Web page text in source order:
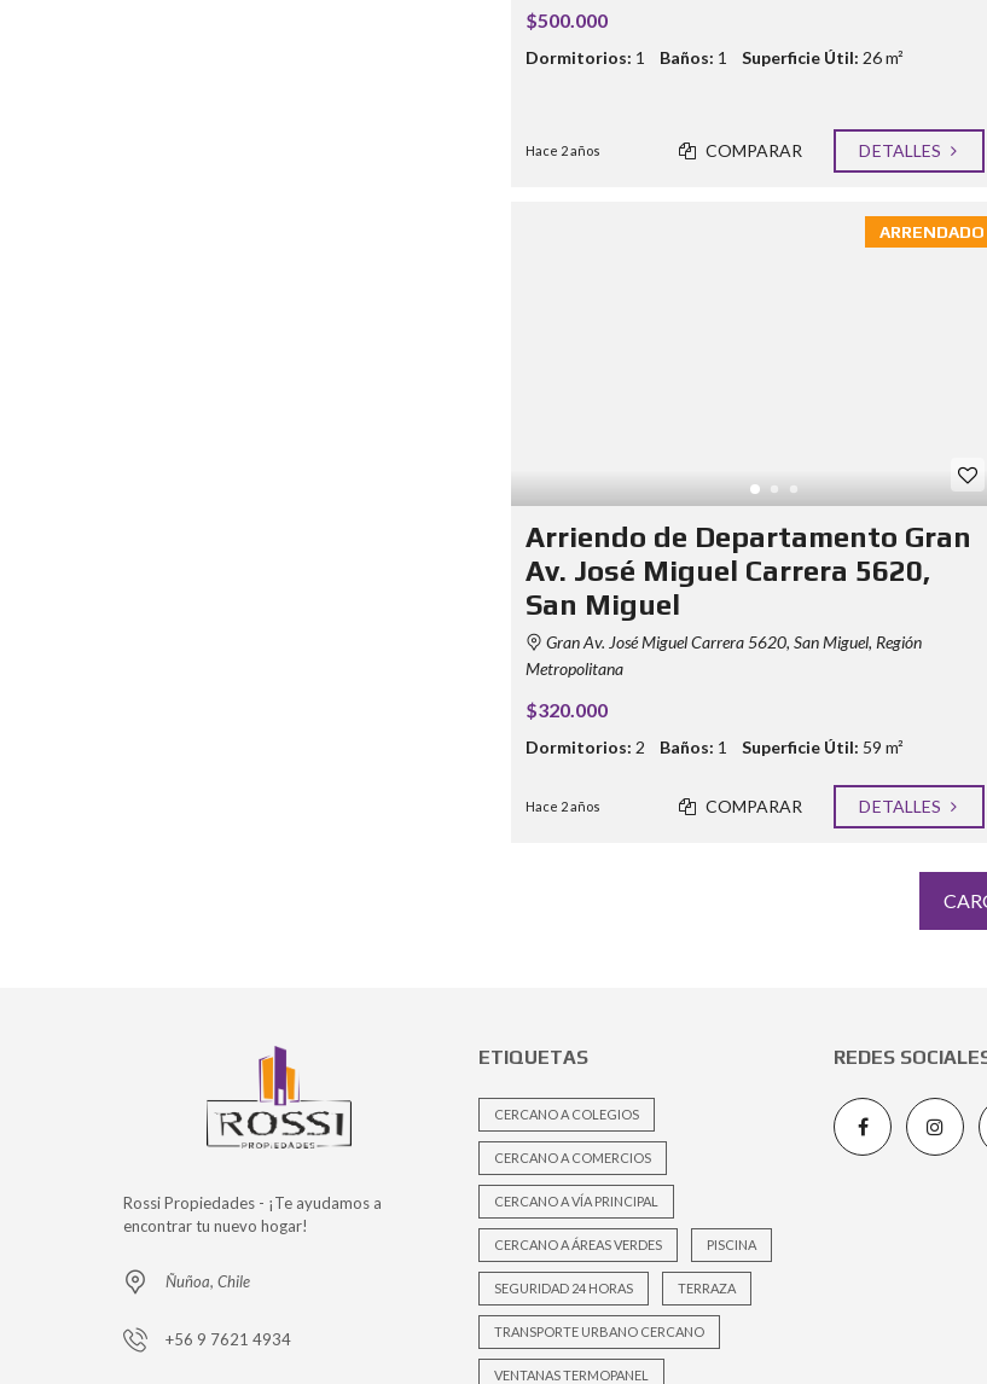
$500.000
Dormitorios: 1 Baños: 1 Superficie Útil: 26 m²
Hace 2 años COMPARAR DETALLES
ARRENDADO
Arriendo de Departamento Gran
Av. José Miguel Carrera 5620,
San Miguel
Gran Av. José Miguel Carrera 5620, San Miguel, Región
Metropolitana
$320.000
Dormitorios: 2 Baños: 1 Superficie Útil: 59 m²
Hace 2 años COMPARAR DETALLES
Rossi Propiedades - ¡Te ayudamos a
encontrar tu nuevo hogar!
Ñuñoa, Chile
+56 9 7621 4934
ETIQUETAS
CERCANO A COLEGIOS
CERCANO A COMERCIOS
CERCANO A VÍA PRINCIPAL
CERCANO A ÁREAS VERDES PISCINA
SEGURIDAD 24 HORAS TERRAZA
TRANSPORTE URBANO CERCANO
VENTANAS TERMOPANEL
REDES